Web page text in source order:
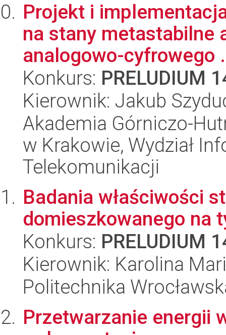
Projekt i
na stany metastabilne
analogowo-cyfrowego
Konkurs: PRELUDIUM
Kierownik: Jakub
Akademia Górniczo-
w Krakowie, Wydział
Telekomunikacji
Badania właściwości
domieszkowanego na
Konkurs: PRELUDIUM
Kierownik: Karolina
Politechnika
Przetwarzanie energii